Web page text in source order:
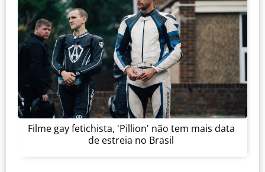
Filme gay fetichista, 'Pillion' não tem mais data
de estreia no Brasil